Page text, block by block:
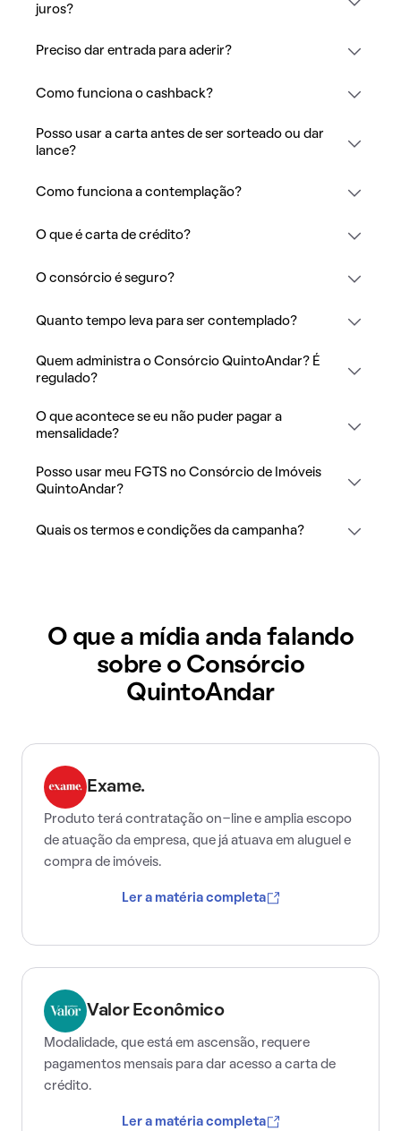
juros?
Preciso dar entrada para aderir?
Como funciona o cashback?
Posso usar a carta antes de ser sorteado ou dar
lance?
Como funciona a contemplação?
O que é carta de crédito?
O consórcio é seguro?
Quanto tempo leva para ser contemplado?
Quem administra o Consórcio QuintoAndar? É
regulado?
O que acontece se eu não puder pagar a
mensalidade?
Posso usar meu FGTS no Consórcio de Imóveis
QuintoAndar?
Quais os termos e condições da campanha?
O que a mídia anda falando
sobre o Consórcio
QuintoAndar
Exame.
Produto terá contratação on-line e amplia escopo
de atuação da empresa, que já atuava em aluguel e
compra de imóveis.
Ler a matéria completa
Valor Econômico
Modalidade, que está em ascensão, requere
pagamentos mensais para dar acesso a carta de
crédito.
Ler a matéria completa